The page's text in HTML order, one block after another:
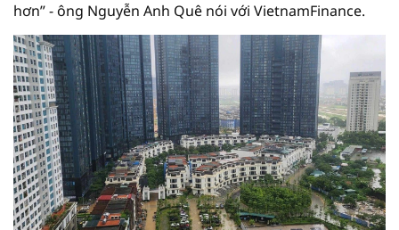
hơn” - ông Nguyễn Anh Quê nói với VietnamFinance.